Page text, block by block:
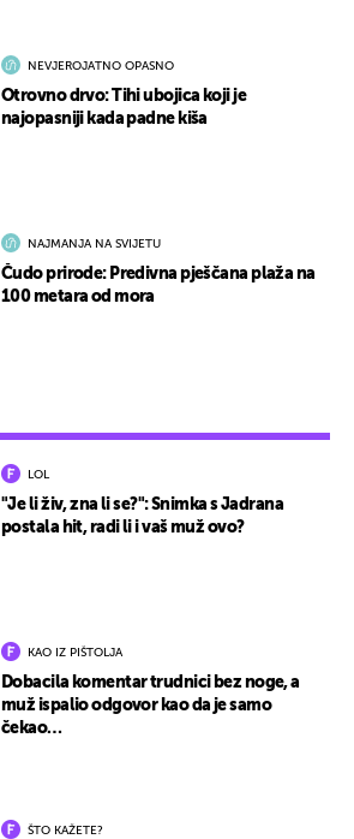
LOL
"Je li živ, zna li se?": Snimka s Jadrana
postala hit, radi li i vaš muž ovo?
KAO IZ PIŠTOLJA
Dobacila komentar trudnici bez noge, a
muž ispalio odgovor kao da je samo
čekao…
ŠTO KAŽETE?
NEVJEROJATNO OPASNO
Otrovno drvo: Tihi ubojica koji je
najopasniji kada padne kiša
NAJMANJA NA SVIJETU
Čudo prirode: Predivna pješčana plaža na
100 metara od mora